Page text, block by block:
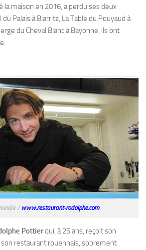
la maison en 2016, a perdu ses deux
du Palais à Biarritz, La Table du Pouyaud à
du Cheval Blanc à Bayonne, ils ont
/www.restaurant-rodolphe.com
Pottierqui, à 25 ans, reçoit son
restaurant rouennais, sobrement